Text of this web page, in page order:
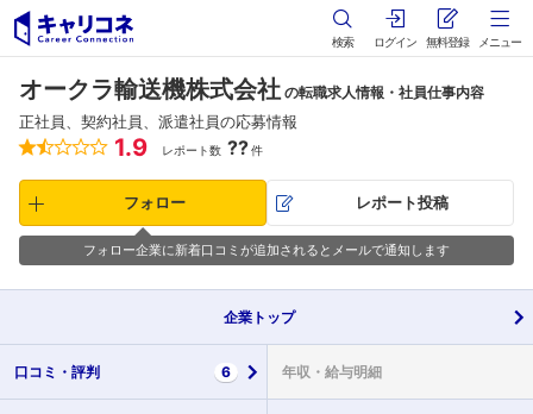
検索 ログイン 無料登録 メニュー
オークラ輸送機株式会社 の転職求人情報・社員仕事内容
正社員、契約社員、派遣社員の応募情報
1.9 レポート数 ??件
フォロー レポート投稿
フォロー企業に新着口コミが追加されるとメールで通知します
企業 トップ
口コミ・ 評判 6 年収・ 給与明細